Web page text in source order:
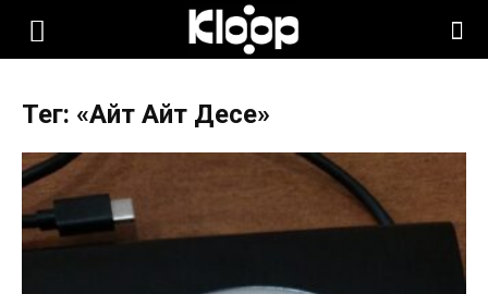
KLOOP.KG
Новости
Тег: «Айт Айт Десе»